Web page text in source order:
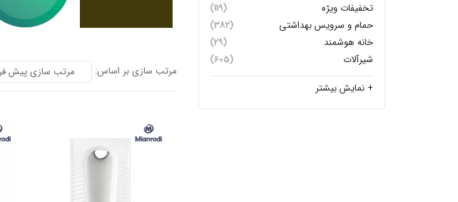
مرتب سازی بر اساس: مرتب سازی پیش
تخفیفات ویژه
(119)
حمام و سرویس بهداشتی
(382)
خانه هوشمند
(29)
شیرآلات
(605)
+ نمایش بیشتر